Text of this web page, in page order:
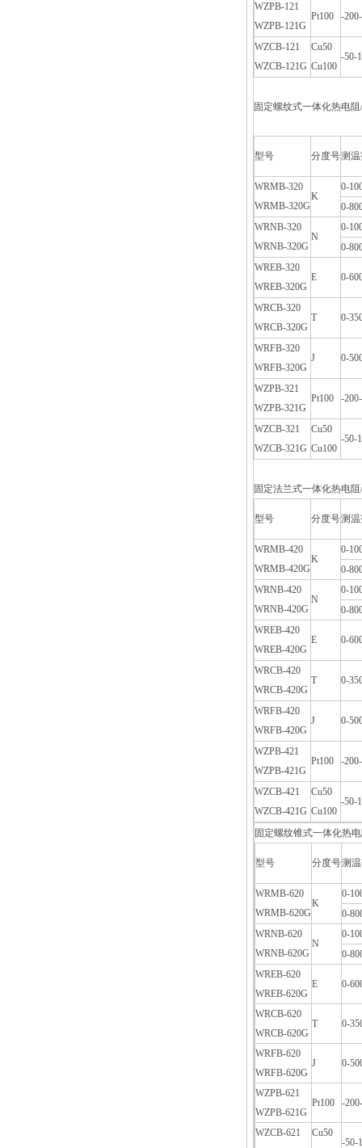
WZPB-121
WZPB-121G
Pt100 -
WZCB-121
WZCB-121G
Cu50
Cu100
-50-
固定螺纹式一体化热电
型号 分度号测
WRMB-320
WRMB-320G
K
0-
0-
WRNB-320
WRNB-320G
N
0-
0-
WREB-320
WREB-320G
E 0-
WRCB-320
WRCB-320G
T 0-
WRFB-320
WRFB-320G
J 0-
WZPB-321
WZPB-321G
Pt100 -
WZCB-321
WZCB-321G
Cu50
Cu100
-50-
固定法兰式一体化热电
型号 分度号测
WRMB-420
WRMB-420G
K
0-
0-
WRNB-420
WRNB-420G
N
0-
0-
WREB-420
WREB-420G
E 0-
WRCB-420
WRCB-420G
T 0-
WRFB-420
WRFB-420G
J 0-
WZPB-421
WZPB-421G
Pt100 -
WZCB-421
WZCB-421G
Cu50
Cu100
-50-
固定螺纹锥式一体化热
型号 分度号测
WRMB-620
WRMB-620G
K
0-
0-
WRNB-620
WRNB-620G
N
0-
0-
WREB-620
WREB-620G
E 0-
WRCB-620
WRCB-620G
T 0-
WRFB-620
WRFB-620G
J 0-
WZPB-621
WZPB-621G
Pt100 -
WZCB-621
Cu50
-50-